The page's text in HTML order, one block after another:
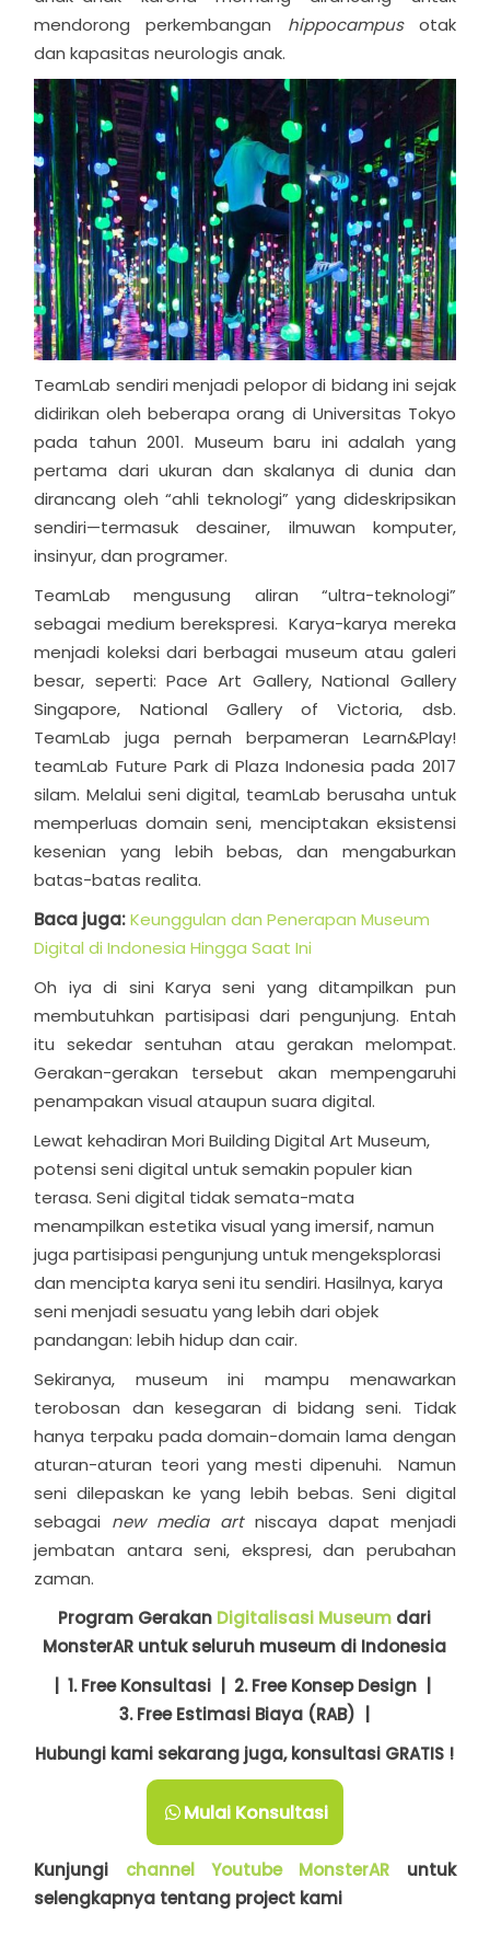
mendorong perkembangan hippocampus otak
dan kapasitas neurologis anak.
TeamLab sendiri menjadi pelopor di bidang ini sejak
didirikan oleh beberapa orang di Universitas Tokyo
pada tahun 2001. Museum baru ini adalah yang
pertama dari ukuran dan skalanya di dunia dan
dirancang oleh “ahli teknologi” yang dideskripsikan
sendiri—termasuk desainer, ilmuwan komputer,
insinyur, dan programer.
TeamLab mengusung aliran “ultra-teknologi”
sebagai medium berekspresi. Karya-karya mereka
menjadi koleksi dari berbagai museum atau galeri
besar, seperti: Pace Art Gallery, National Gallery
Singapore, National Gallery of Victoria, dsb.
TeamLab juga pernah berpameran Learn&Play!
teamLab Future Park di Plaza Indonesia pada 2017
silam. Melalui seni digital, teamLab berusaha untuk
memperluas domain seni, menciptakan eksistensi
kesenian yang lebih bebas, dan mengaburkan
batas-batas realita.
Baca juga:Keunggulan dan Penerapan Museum
Digital di Indonesia Hingga Saat Ini
Oh iya di sini Karya seni yang ditampilkan pun
membutuhkan partisipasi dari pengunjung. Entah
itu sekedar sentuhan atau gerakan melompat.
Gerakan-gerakan tersebut akan mempengaruhi
penampakan visual ataupun suara digital.
Lewat kehadiran Mori Building Digital Art Museum,
potensi seni digital untuk semakin populer kian
terasa. Seni digital tidak semata-mata
menampilkan estetika visual yang imersif, namun
juga partisipasi pengunjung untuk mengeksplorasi
dan mencipta karya seni itu sendiri. Hasilnya, karya
seni menjadi sesuatu yang lebih dari objek
pandangan: lebih hidup dan cair.
Sekiranya, museum ini mampu menawarkan
terobosan dan kesegaran di bidang seni. Tidak
hanya terpaku pada domain-domain lama dengan
aturan-aturan teori yang mesti dipenuhi. Namun
seni dilepaskan ke yang lebih bebas. Seni digital
sebagai new media art niscaya dapat menjadi
jembatan antara seni, ekspresi, dan perubahan
zaman.
Program Gerakan Digitalisasi Museum dari
MonsterAR untuk seluruh museum di Indonesia
| 1. Free Konsultasi | 2.Free Konsep Design |
3.Free Estimasi Biaya (RAB) |
Hubungi kami sekarang juga, konsultasi GRATIS !
Mulai Konsultasi
Kunjungi channel Youtube MonsterAR untuk
selengkapnya tentang project kami